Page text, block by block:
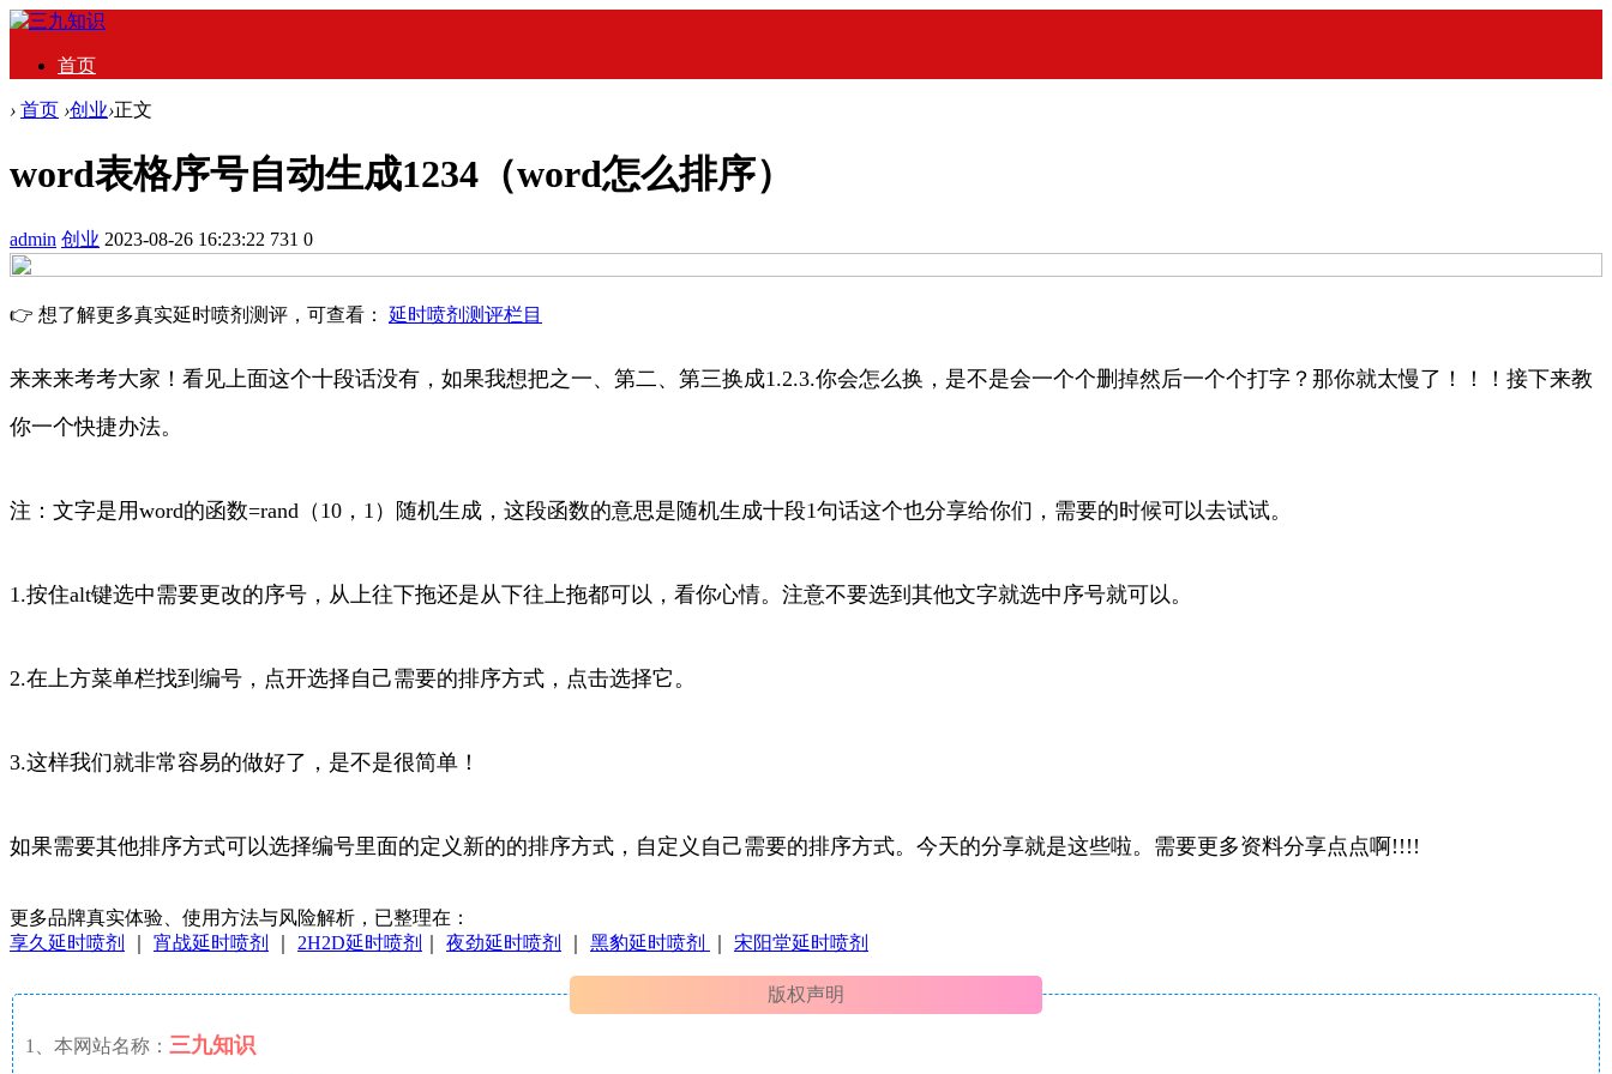
首页
› 首页 ›创业›正文
word表格序号自动生成1234（word怎么排序）
admin 创业 2023-08-26 16:23:22 731 0
👉 想了解更多真实延时喷剂测评，可查看： 延时喷剂测评栏目
来来来考考大家！看见上面这个十段话没有，如果我想把之一、第二、第三换成1.2.3.你会怎么换，是不是会一个个删掉然后一个个打字？那你就太慢了！！！接下来教
你一个快捷办法。
注：文字是用word的函数=rand（10，1）随机生成，这段函数的意思是随机生成十段1句话这个也分享给你们，需要的时候可以去试试。
1.按住alt键选中需要更改的序号，从上往下拖还是从下往上拖都可以，看你心情。注意不要选到其他文字就选中序号就可以。
2.在上方菜单栏找到编号，点开选择自己需要的排序方式，点击选择它。
3.这样我们就非常容易的做好了，是不是很简单！
如果需要其他排序方式可以选择编号里面的定义新的的排序方式，自定义自己需要的排序方式。今天的分享就是这些啦。需要更多资料分享点点啊!!!!
更多品牌真实体验、使用方法与风险解析，已整理在：
享久延时喷剂
宵战延时喷剂 2H2D延时喷剂 夜劲延时喷剂 黑豹延时喷剂 宋阳堂延时喷剂
版权声明
1、本网站名称： 三九知识